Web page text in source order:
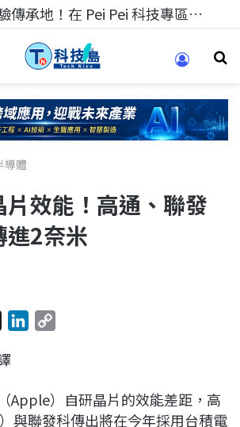
科技人的經驗傳承地！在 Pei Pei 科技專區，與學弟妹交流最硬核的技術
導體
效能！高通、聯發
進2奈米
r
a
e
Apple）自研晶片的效能差距，高
與聯發科傳出將在今年採用台積電